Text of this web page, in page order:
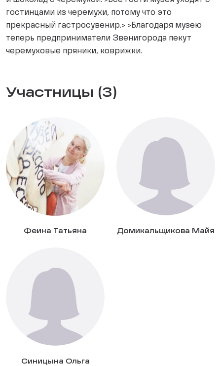
гостинцами из черемухи, потому что это
прекрасный гастросувенир.> >Благодаря музею
теперь предприниматели Звенигорода пекут
черемуховые пряники, коврижки.
Участницы (3)
Феина Татьяна Домикальщикова Майя
Синицына Ольга